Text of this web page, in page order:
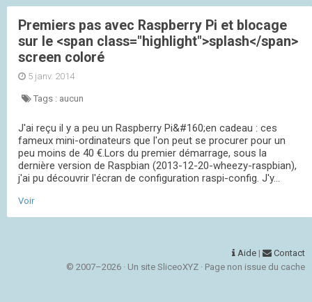
Premiers pas avec Raspberry Pi et blocage
sur le <span class="highlight">splash</span>
screen coloré
5 janv. 2014
Tags : aucun
J'ai reçu il y a peu un Raspberry Pi&#160;en cadeau : ces
fameux mini-ordinateurs que l'on peut se procurer pour un
peu moins de 40 €.Lors du premier démarrage, sous la
dernière version de Raspbian (2013-12-20-wheezy-raspbian),
j'ai pu découvrir l'écran de configuration raspi-config. J'y...
Voir
Aide |
Contact
© 2007–2026 · Un site SliceoXYZ · Page non issue du cache